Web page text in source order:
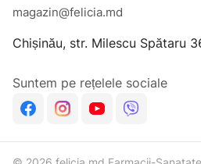
magazin@felicia.md
Chișinău, str. Milescu Spătaru
Suntem pe rețelele sociale